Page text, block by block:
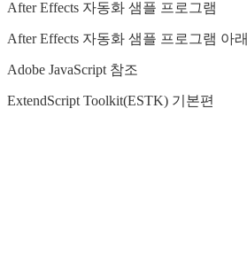
After Effects 자동화 샘플 프로그램
After Effects 자동화 샘플 프로그램 아래
Adobe JavaScript 참조
ExtendScript Toolkit(ESTK) 기본편